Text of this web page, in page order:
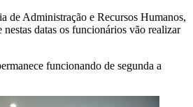
de Administração e Recursos Humanos,
datas os funcionários vão realizar
funcionando de segunda a